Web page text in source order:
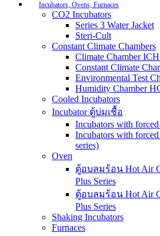
Incubators, Ovens, Furnaces
CO2 Incubators
Series 3 Water Jacket
Steri-Cult
Constant Climate Chambers
Climate Chamber
Constant Climate
Environmental Test
Humidity Chamber
Cooled Incubators
Incubator ตู้บ่มเชื้อ
Incubators with
Incubators with
series)
Oven
ตู้อบลมร้อน Hot Air
Plus Series
ตู้อบลมร้อน Hot Air
Plus Series
Shaking Incubators
Furnaces